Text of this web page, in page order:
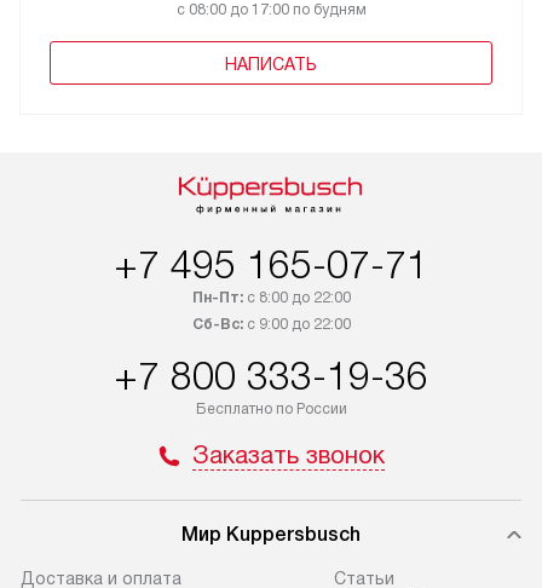
с 08:00 до 17:00 по будням
НАПИСАТЬ
+7 495 165-07-71
Пн-Пт:с 8:00 до 22:00
Сб-Вс:с 9:00 до 22:00
+7 800 333-19-36
Бесплатно по России
Заказать звонок
Мир Kuppersbusch
Доставка и оплата
Cтатьи